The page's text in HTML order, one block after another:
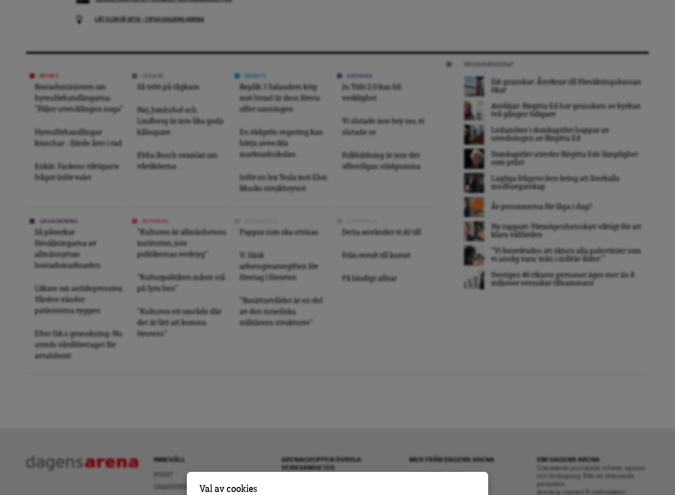
LÅT FLER FÅ VETA – TIPSA DAGENS ARENA
NYHET
Bostadsministern om
hyresförhandlingarna:
”Följer utvecklingen noga”
Hyresförhandlingar
kraschar – fjärde året i rad
Enkät: Fackens viktigaste
frågor inför valet
Så trött på tågkaos
Nej, Jomhshof och
Lindberg är inte lika goda
kålsupare
Ebba Busch svamlar om
vårdköerna
Replik: I Salanders krig
mot Israel är dess första
offer sanningen
En rödgrön regering kan
börja avveckla
marknadsskolan
Inför en lex Tesla mot Elon
Musks strejkbryteri
Jo, Tidö 2.0 kan bli
verklighet
Vi slutade inte bry oss, vi
slutade se
Folkbildning är inte det
offentligas städgumma
Så påverkar
försäljningarna av
allmännyttan
bostadsmarknaden
Läkare om antidepressiva:
Vården vänder
patienterna ryggen
Efter DA:s granskning: Nu
utreds vårdföretaget för
avtalsbrott
”Kulturen är allmänhetens
institution, inte
politikernas verktyg”
”Kulturpolitiken måste stå
på fyra ben”
”Kulturen ett område där
det är lätt att komma
överens”
Pappor som ska utvisas
V: Sänk
arbetsgivaravgiften för
företag i förorten
”Bosättarvåldet är en del
av den israeliska
militärens strukturer”
Detta använder vi AI till
Från revolt till kurort
På blodigt allvar
DA granskar: Återkrav till Försäkringskassan
ökar
Avslöjar: Birgitta Ed har granskats av kyrkan
två gånger tidigare
Ledamöter i domkapitlet hoppar av
utredningen av Birgitta Ed
Domkapitlet utreder Birgitta Eds lämplighet
som präst
Lagliga frågetecken kring att återkalla
medborgarskap
Är pensionerna för låga i dag?
Ny rapport: Förmögenhetsskatt viktigt för att
klara välfärden
”Vi beordrades att skjuta alla palestinier som
vi ansåg vara ’män i militär ålder’. ”
Sveriges 46 rikaste personer äger mer än 8
miljoner svenskar tillsammans
INNEHÅLL
ARENAGRUPPEN ÖVRIGA
VERKSAMHETER
MER FRÅN DAGENS ARENA
OM DAGENS ARENA
Granskande journalistik, nyheter, opinion
och fördjupning. Från ett oberoende
perspektiv.
Ansvarig utgivare & chefredaktör:
Val av cookies